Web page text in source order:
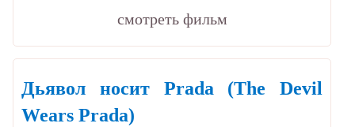
cмотреть фильм
Дьявол носит Prada (The Devil
Wears Prada)